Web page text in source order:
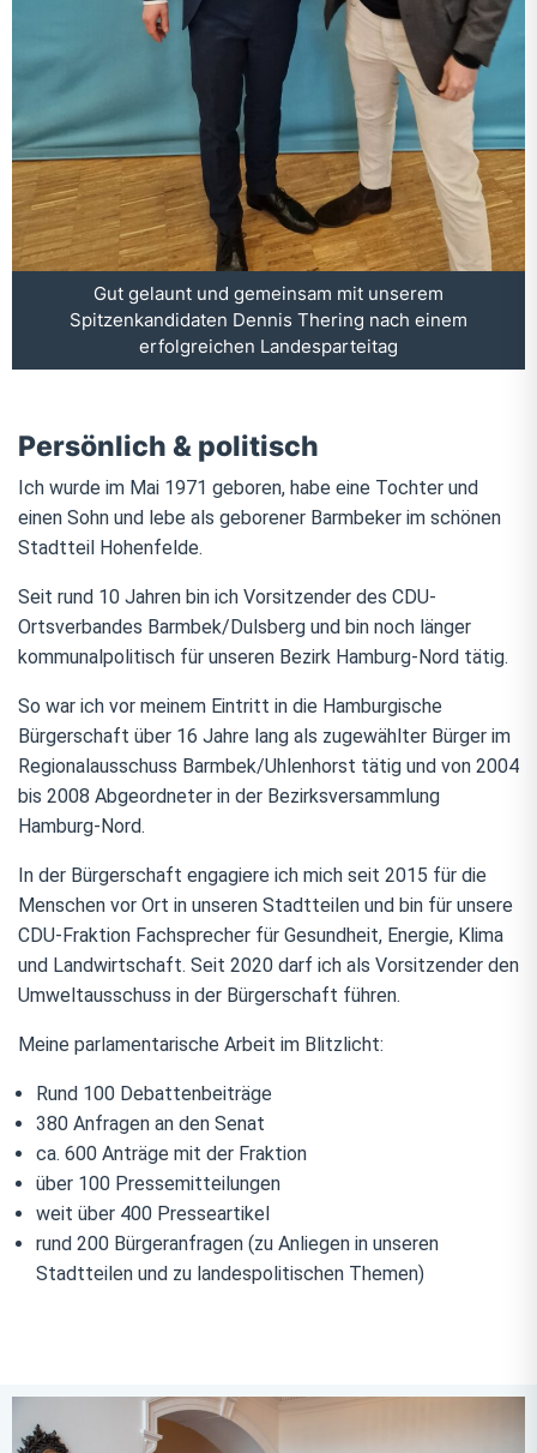
Persönlich & politisch
Ich wurde im Mai 1971 geboren, habe eine Tochter und
einen Sohn und lebe als geborener Barmbeker im schönen
Stadtteil Hohenfelde.
Seit rund 10 Jahren bin ich Vorsitzender des CDU-
Ortsverbandes Barmbek/Dulsberg und bin noch länger
kommunalpolitisch für unseren Bezirk Hamburg-Nord tätig.
So war ich vor meinem Eintritt in die Hamburgische
Bürgerschaft über 16 Jahre lang als zugewählter Bürger im
Regionalausschuss Barmbek/Uhlenhorst tätig und von 2004
bis 2008 Abgeordneter in der Bezirksversammlung
Hamburg-Nord.
In der Bürgerschaft engagiere ich mich seit 2015 für die
Menschen vor Ort in unseren Stadtteilen und bin für unsere
CDU-Fraktion Fachsprecher für Gesundheit, Energie, Klima
und Landwirtschaft. Seit 2020 darf ich als Vorsitzender den
Umweltausschuss in der Bürgerschaft führen.
Meine parlamentarische Arbeit im Blitzlicht:
Rund 100 Debattenbeiträge
380 Anfragen an den Senat
ca. 600 Anträge mit der Fraktion
über 100 Pressemitteilungen
weit über 400 Presseartikel
rund 200 Bürgeranfragen (zu Anliegen in unseren
Stadtteilen und zu landespolitischen Themen)
Gut gelaunt und gemeinsam mit unserem
Spitzenkandidaten Dennis Thering nach einem
erfolgreichen Landesparteitag